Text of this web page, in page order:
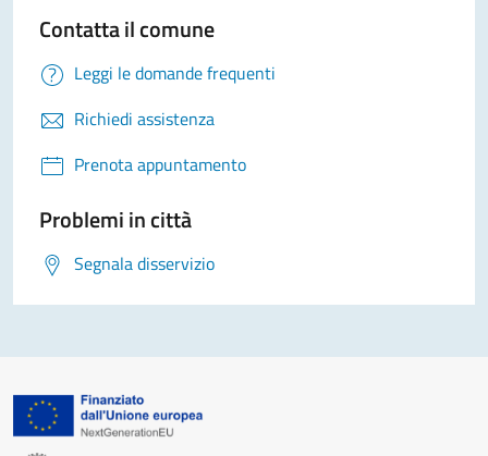
Contatta il comune
Leggi le domande frequenti
Richiedi assistenza
Prenota appuntamento
Problemi in città
Segnala disservizio